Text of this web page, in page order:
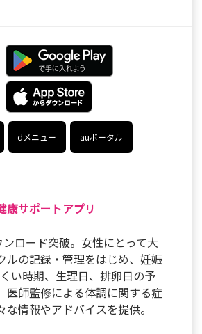
dメニュー auポータル
康サポートアプリ
ロード突破。女性にとって大
ルの記録・管理をはじめ、妊娠
い時期、生理日、排卵日の予
医師監修による体調に関する症
情報やアドバイスを提供。